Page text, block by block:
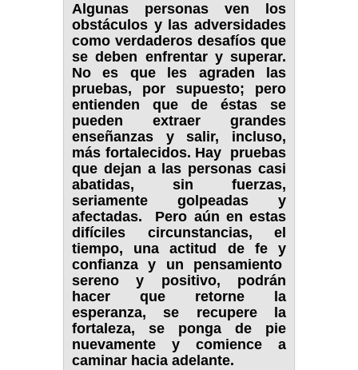
Algunas personas ven los
obstáculos y las adversidades
como verdaderos desafíos que
se deben enfrentar y superar.
No es que les agraden las
pruebas, por supuesto; pero
entienden que de éstas se
pueden extraer grandes
enseñanzas y salir, incluso,
más fortalecidos. Hay pruebas
que dejan a las personas casi
abatidas, sin fuerzas,
seriamente golpeadas y
afectadas. Pero aún en estas
difíciles circunstancias, el
tiempo, una actitud de fe y
confianza y un pensamiento
sereno y positivo, podrán
hacer que retorne la
esperanza, se recupere la
fortaleza, se ponga de pie
nuevamente y comience a
caminar hacia adelante.